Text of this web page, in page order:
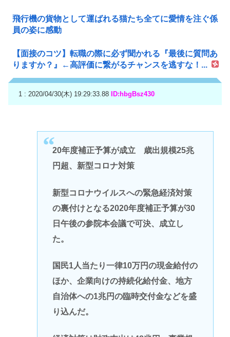
飛行機の貨物として運ばれる猫たち全てに愛情を注ぐ係
員の姿に感動
【面接のコツ】転職の際に必ず聞かれる『最後に質問あ
りますか？』←高評価に繋がるチャンスを逃すな！...
1 : 2020/04/30(木) 19:29:33.88 ID:hbgBsz430
20年度補正予算が成立 歳出規模25兆
円超、新型コロナ対策
新型コロナウイルスへの緊急経済対策
の裏付けとなる2020年度補正予算が30
日午後の参院本会議で可決、成立し
た。
国民1人当たり一律10万円の現金給付の
ほか、企業向けの持続化給付金、地方
自治体への1兆円の臨時交付金などを盛
り込んだ。